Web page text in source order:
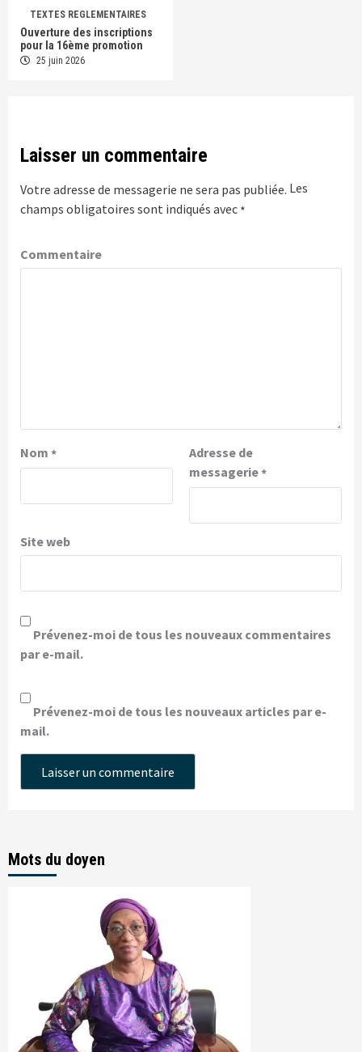
TEXTES REGLEMENTAIRES
Ouverture des inscriptions
pour la 16ème promotion
25 juin 2026
Laisser un commentaire
Votre adresse de messagerie ne sera pas publiée. Les
champs obligatoires sont indiqués avec *
Commentaire
Nom *
Adresse de
messagerie*
Site web
Prévenez-moi de tous les nouveaux commentaires
par e-mail.
Prévenez-moi de tous les nouveaux articles par e-
mail.
Mots du doyen